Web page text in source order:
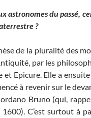
astronomes du passé,
?
de la pluralité des
par les
Epicure. Elle a
à revenir sur le
Bruno (qui,
C’est surtout à